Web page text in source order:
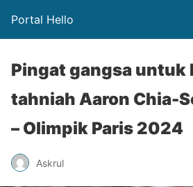
Portal Hello
Pingat gangsa untuk
tahniah Aaron Chia-
– Olimpik Paris 2024
Askrul